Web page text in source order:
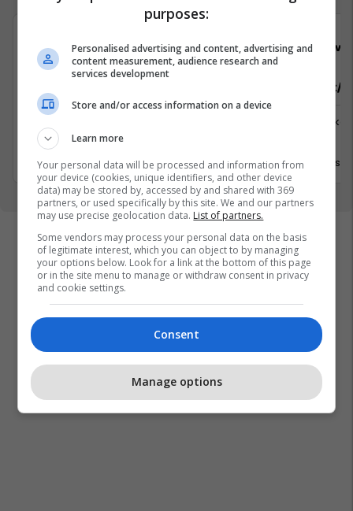
Solace Management Ltd
Prishtinë
17 Korrik 2026
Sektorist/e
Logjistikë
30
purposes:
Personalised advertising and content, advertising and
content measurement, audience research and
services development
Store and/or access information on a device
Learn more
Your personal data will be processed and information from
your device (cookies, unique identifiers, and other device
data) may be stored by, accessed by and shared with 369
partners, or used specifically by this site. We and our partners
may use precise geolocation data. List of partners.
Some vendors may process your personal data on the basis
of legitimate interest, which you can object to by managing
your options below. Look for a link at the bottom of this page
or in the site menu to manage or withdraw consent in privacy
and cookie settings.
Consent
Manage options